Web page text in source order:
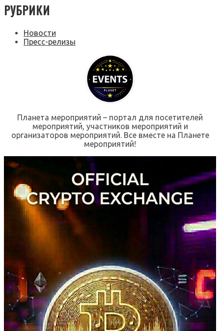
РУБРИКИ
Новости
Пресс-релизы
Планета мероприятий – портал для посетителей
мероприятий, участников мероприятий и
организаторов мероприятий. Все вместе на Планете
мероприятий!